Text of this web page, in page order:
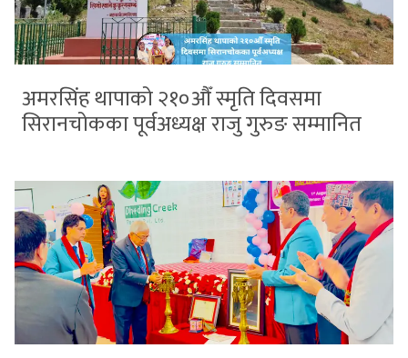
अमरसिंह थापाको २१०औँ स्मृति दिवसमा
सिरानचोकका पूर्वअध्यक्ष राजु गुरुङ सम्मानित